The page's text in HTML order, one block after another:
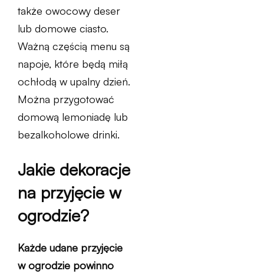
także owocowy deser
lub domowe ciasto.
Ważną częścią menu są
napoje, które będą miłą
ochłodą w upalny dzień.
Można przygotować
domową lemoniadę lub
bezalkoholowe drinki.
Jakie dekoracje
na przyjęcie w
ogrodzie?
Każde udane przyjęcie
w ogrodzie powinno